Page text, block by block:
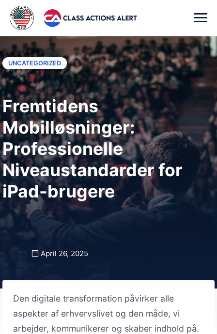
UNCATEGORIZED
Fremtidens
Mobilløsninger:
Professionelle
Niveaustandarder for
iPad-brugere
April 26, 2025
Den digitale transformation påvirker alle
aspekter af erhvervslivet og den måde, vi
arbejder, kommunikerer og skaber indhold på.